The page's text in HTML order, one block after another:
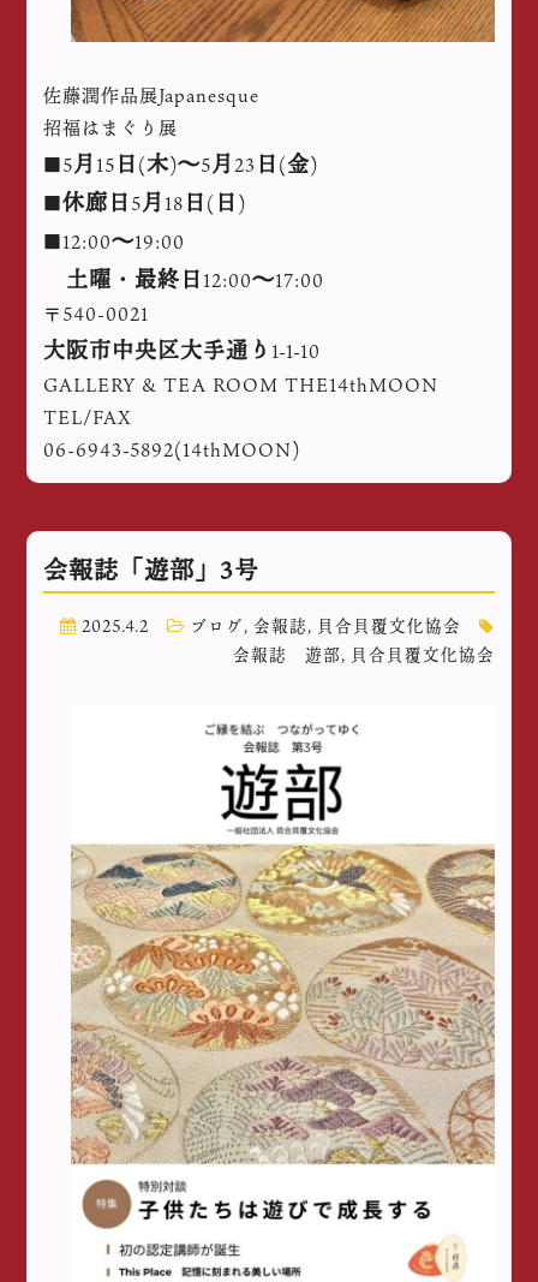
佐藤潤作品展Japanesque
招福はまぐり展
■5月15日(木)～5月23 日(金)
■休廊日5月18日(日)
■12:00～19:00
土曜・最終日12:00～17:00
〒540-0021
大阪市中央区大手通り 1-1-10
GALLERY & TEA ROOM THE14thMOON
TEL/FAX
06-6943-5892(14thMOON)
会報誌「遊部」3号
2025.4.2 ブログ, 会報誌, 貝合貝覆文化協会
会報誌 遊部, 貝合貝覆文化協会